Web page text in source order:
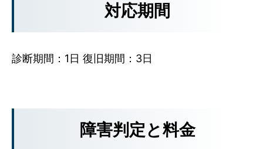
対応期間
診断期間：1日 復旧期間：3日
障害判定と料金